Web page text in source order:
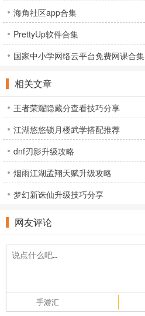
海角社区app合集
PrettyUp软件合集
国家中小学网络云平台免费网课合集
相关文章
王者荣耀隐藏分查看技巧分享
江湖悠悠锁月楼武学搭配推荐
dnf刃影升级攻略
烟雨江湖孟翔天赋升级攻略
梦幻新诛仙升级技巧分享
网友评论